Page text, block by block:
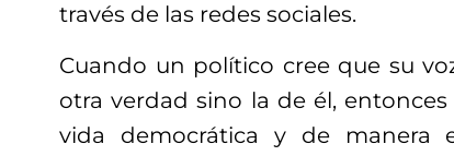
través de las redes sociales.
Cuando un político cree que su
otra verdad sino la de él,
vida democrática y de manera